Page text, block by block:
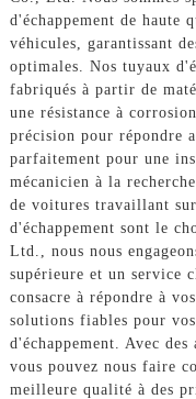
d'échappement de haute
véhicules, garantissant
optimales. Nos tuyaux
fabriqués à partir de
une résistance à
précision pour répondre
parfaitement pour une
mécanicien à la
de voitures travaillant
d'échappement sont le
Ltd., nous nous
supérieure et un service
consacre à répondre à
solutions fiables pour
d'échappement. Avec
vous pouvez nous faire
meilleure qualité à des